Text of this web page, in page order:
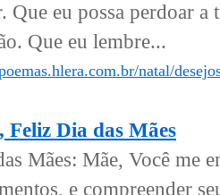
Que eu possa perdoar a
Que eu lembre...
natal/
Feliz Dia das Mães
Mães: Mãe, Você me
e compreender